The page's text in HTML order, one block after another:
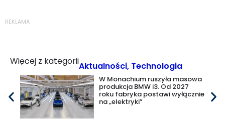
REKLAMA
Więcej z kategoriiAktualności, Technologia
W Monachium ruszyła masowa
produkcja BMW i3. Od 2027
roku fabryka postawi wyłącznie
na „elektryki”